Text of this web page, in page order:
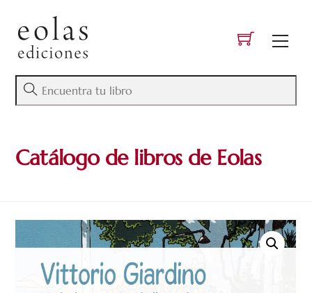
content
Catálogo de libros de Eolas